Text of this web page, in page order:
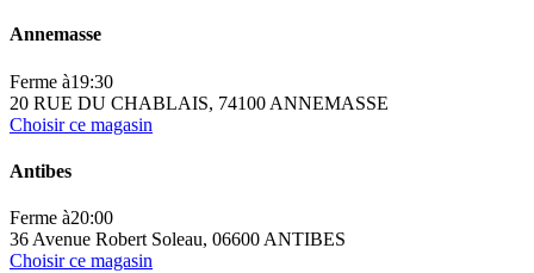
Annemasse
Ferme à19:30
20 RUE DU CHABLAIS, 74100 ANNEMASSE
Choisir ce magasin
Antibes
Ferme à20:00
36 Avenue Robert Soleau, 06600 ANTIBES
Choisir ce magasin